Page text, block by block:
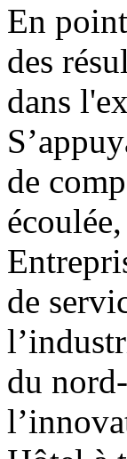
En
des
dans
de
de
du